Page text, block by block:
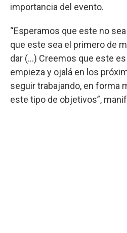
importancia del evento.
“Esperamos que este no
que este sea el primero de
dar (…) Creemos que este
empieza y ojalá en los
seguir trabajando, en forma
este tipo de objetivos”,